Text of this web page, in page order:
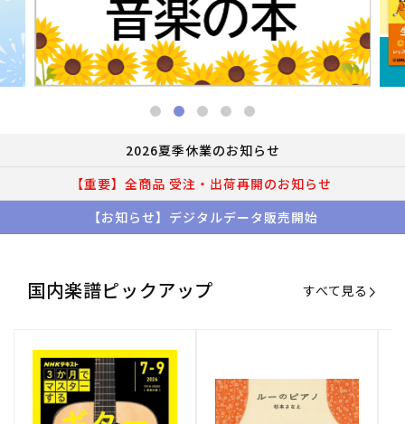
2026夏季休業のお知らせ
【重要】全商品 受注・出荷再開のお知らせ
【お知らせ】デジタルデータ販売開始
国内楽譜ピックアップ すべて見る